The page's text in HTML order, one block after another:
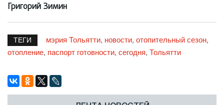
Григорий Зимин
ТЕГИ мэрия Тольятти, новости, отопительный сезон,
отопление, паспорт готовности, сегодня, Тольятти